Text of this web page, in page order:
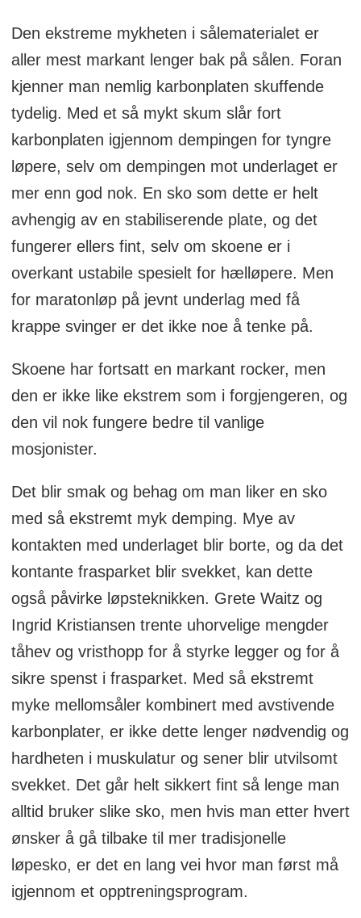
Den ekstreme mykheten i sålematerialet er
aller mest markant lenger bak på sålen. Foran
kjenner man nemlig karbonplaten skuffende
tydelig. Med et så mykt skum slår fort
karbonplaten igjennom dempingen for tyngre
løpere, selv om dempingen mot underlaget er
mer enn god nok. En sko som dette er helt
avhengig av en stabiliserende plate, og det
fungerer ellers fint, selv om skoene er i
overkant ustabile spesielt for hælløpere. Men
for maratonløp på jevnt underlag med få
krappe svinger er det ikke noe å tenke på.
Skoene har fortsatt en markant rocker, men
den er ikke like ekstrem som i forgjengeren, og
den vil nok fungere bedre til vanlige
mosjonister.
Det blir smak og behag om man liker en sko
med så ekstremt myk demping. Mye av
kontakten med underlaget blir borte, og da det
kontante frasparket blir svekket, kan dette
også påvirke løpsteknikken. Grete Waitz og
Ingrid Kristiansen trente uhorvelige mengder
tåhev og vristhopp for å styrke legger og for å
sikre spenst i frasparket. Med så ekstremt
myke mellomsåler kombinert med avstivende
karbonplater, er ikke dette lenger nødvendig og
hardheten i muskulatur og sener blir utvilsomt
svekket. Det går helt sikkert fint så lenge man
alltid bruker slike sko, men hvis man etter hvert
ønsker å gå tilbake til mer tradisjonelle
løpesko, er det en lang vei hvor man først må
igjennom et opptreningsprogram.